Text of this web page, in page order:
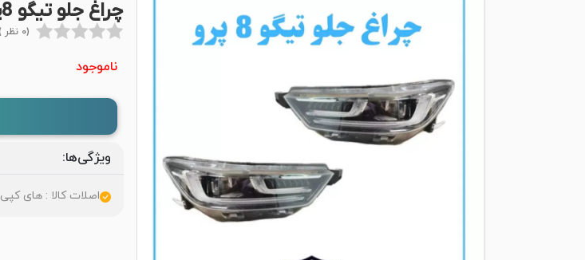
چراغ جلو تیگو 8پرو
(0 نظر )
ناموجود
ویژگی‌ها:
اصلات کالا : های کپی